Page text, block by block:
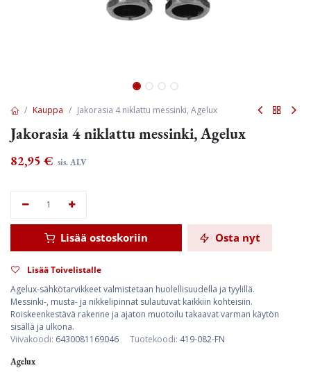
Kauppa Jakorasia 4 niklattu messinki, Agelux
Jakorasia 4 niklattu messinki, Agelux
82,95 € sis. ALV
Lisää ostoskoriin Osta nyt
Lisää Toivelistalle
Agelux-sähkötarvikkeet valmistetaan huolellisuudella ja tyylillä.
Messinki-, musta- ja nikkelipinnat sulautuvat kaikkiin kohteisiin.
Roiskeenkestävä rakenne ja ajaton muotoilu takaavat varman käytön
sisällä ja ulkona.
Viivakoodi: 6430081169046 Tuotekoodi: 419-082-FN
Agelux